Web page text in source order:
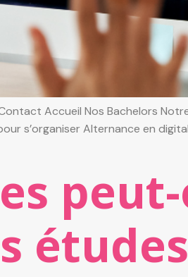
Accueil Nos Bachelors
s’organiser Alternance en